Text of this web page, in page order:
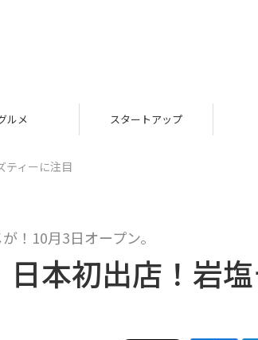
ルメ スタートアップ
ティーに注目
！10月3日オープン。
本初出店！岩